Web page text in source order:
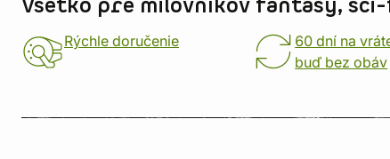
Všetko pre milovníkov fantasy,
Rýchle doručenie
60 dní na
buď bez obáv